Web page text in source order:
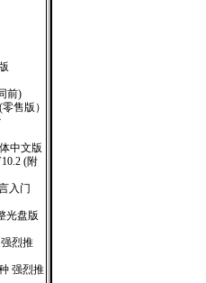
版
前)
售版）
中文版
(附
入门
光盘版
烈推
强烈推